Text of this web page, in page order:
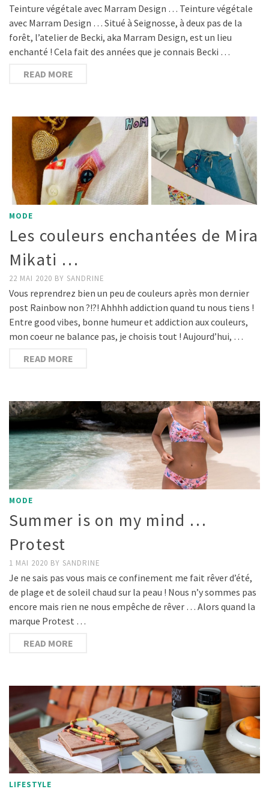
Teinture végétale avec Marram Design … Teinture végétale
avec Marram Design … Situé à Seignosse, à deux pas de la
forêt, l’atelier de Becki, aka Marram Design, est un lieu
enchanté ! Cela fait des années que je connais Becki …
READ MORE
MODE
Les couleurs enchantées de Mira
Mikati …
22 MAI 2020 BY SANDRINE
Vous reprendrez bien un peu de couleurs après mon dernier
post Rainbow non ?!?! Ahhhh addiction quand tu nous tiens !
Entre good vibes, bonne humeur et addiction aux couleurs,
mon coeur ne balance pas, je choisis tout ! Aujourd’hui, …
READ MORE
MODE
Summer is on my mind …
Protest
1 MAI 2020 BY SANDRINE
Je ne sais pas vous mais ce confinement me fait rêver d’été,
de plage et de soleil chaud sur la peau ! Nous n’y sommes pas
encore mais rien ne nous empêche de rêver … Alors quand la
marque Protest …
READ MORE
LIFESTYLE